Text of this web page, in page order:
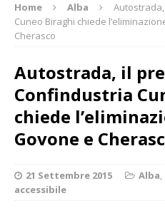
Home Alba
Cuneo Biraghi chiede
Cherasco
Autostrada, il
Confindustria
chiede
Govone e
21 Settembre 2015 Alba,
accessibile